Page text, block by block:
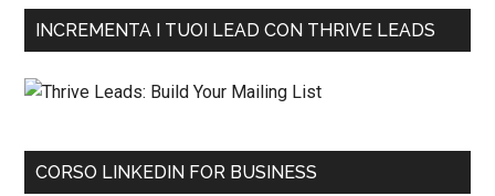
INCREMENTA I TUOI LEAD CON THRIVE LEADS
CORSO LINKEDIN FOR BUSINESS